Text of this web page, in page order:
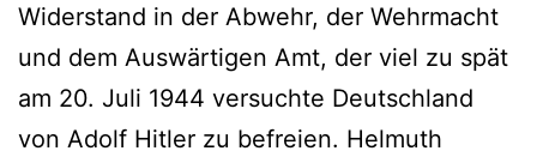
Widerstand in der Abwehr, der Wehrmacht
und dem Auswärtigen Amt, der viel zu spät
am 20. Juli 1944 versuchte Deutschland
von Adolf Hitler zu befreien. Helmuth